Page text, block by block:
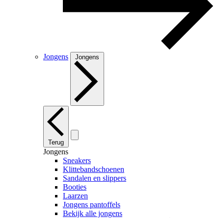
Jongens Jongens
Terug
Jongens
Sneakers
Klittebandschoenen
Sandalen en slippers
Booties
Laarzen
Jongens pantoffels
Bekijk alle jongens